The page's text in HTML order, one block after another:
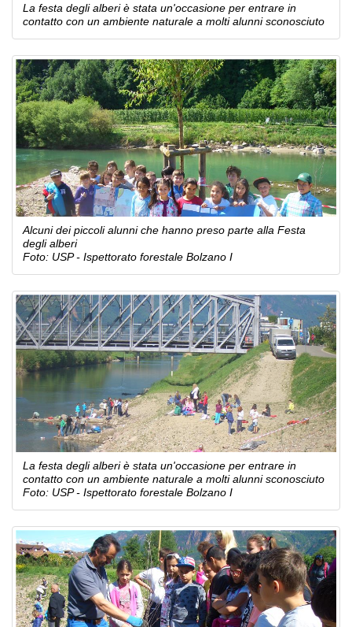
La festa degli alberi è stata un'occasione per entrare in
contatto con un ambiente naturale a molti alunni sconosciuto
Alcuni dei piccoli alunni che hanno preso parte alla Festa
degli alberi
Foto: USP - Ispettorato forestale Bolzano I
La festa degli alberi è stata un'occasione per entrare in
contatto con un ambiente naturale a molti alunni sconosciuto
Foto: USP - Ispettorato forestale Bolzano I